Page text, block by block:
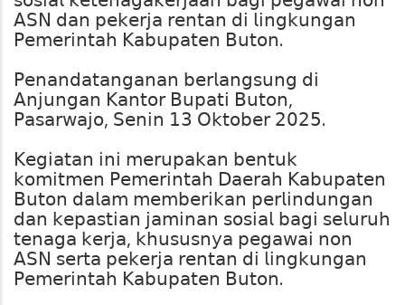
𝖠𝖲𝖭 𝖽𝖺𝗇 𝗉𝖾𝗄𝖾𝗋𝗃𝖺 𝗋𝖾𝗇𝗍𝖺𝗇 𝖽𝗂 𝗅𝗂𝗇𝗀𝗄𝗎𝗇𝗀𝖺𝗇
𝖯𝖾𝗆𝖾𝗋𝗂𝗇𝗍𝖺𝗁 𝖪𝖺𝖻𝗎𝗉𝖺𝗍𝖾𝗇 𝖡𝗎𝗍𝗈𝗇.
𝖯𝖾𝗇𝖺𝗇𝖽𝖺𝗍𝖺𝗇𝗀𝖺𝗇𝖺𝗇 𝖻𝖾𝗋𝗅𝖺𝗇𝗀𝗌𝗎𝗇𝗀 𝖽𝗂
𝖠𝗇𝗃𝗎𝗇𝗀𝖺𝗇 𝖪𝖺𝗇𝗍𝗈𝗋 𝖡𝗎𝗉𝖺𝗍𝗂 𝖡𝗎𝗍𝗈𝗇,
𝖯𝖺𝗌𝖺𝗋𝗐𝖺𝗃𝗈, 𝖲𝖾𝗇𝗂𝗇 𝟣𝟥 𝖮𝗄𝗍𝗈𝖻𝖾𝗋 𝟤𝟢𝟤𝟧.
𝖪𝖾𝗀𝗂𝖺𝗍𝖺𝗇 𝗂𝗇𝗂 𝗆𝖾𝗋𝗎𝗉𝖺𝗄𝖺𝗇 𝖻𝖾𝗇𝗍𝗎𝗄
𝗄𝗈𝗆𝗂𝗍𝗆𝖾𝗇 𝖯𝖾𝗆𝖾𝗋𝗂𝗇𝗍𝖺𝗁 𝖣𝖺𝖾𝗋𝖺𝗁 𝖪𝖺𝖻𝗎𝗉𝖺𝗍𝖾𝗇
𝖡𝗎𝗍𝗈𝗇 𝖽𝖺𝗅𝖺𝗆 𝗆𝖾𝗆𝖻𝖾𝗋𝗂𝗄𝖺𝗇 𝗉𝖾𝗋𝗅𝗂𝗇𝖽𝗎𝗇𝗀𝖺𝗇
𝖽𝖺𝗇 𝗄𝖾𝗉𝖺𝗌𝗍𝗂𝖺𝗇 𝗃𝖺𝗆𝗂𝗇𝖺𝗇 𝗌𝗈𝗌𝗂𝖺𝗅 𝖻𝖺𝗀𝗂 𝗌𝖾𝗅𝗎𝗋𝗎𝗁
𝗍𝖾𝗇𝖺𝗀𝖺 𝗄𝖾𝗋𝗃𝖺, 𝗄𝗁𝗎𝗌𝗎𝗌𝗇𝗒𝖺 𝗉𝖾𝗀𝖺𝗐𝖺𝗂 𝗇𝗈𝗇
𝖠𝖲𝖭 𝗌𝖾𝗋𝗍𝖺 𝗉𝖾𝗄𝖾𝗋𝗃𝖺 𝗋𝖾𝗇𝗍𝖺𝗇 𝖽𝗂 𝗅𝗂𝗇𝗀𝗄𝗎𝗇𝗀𝖺𝗇
𝖯𝖾𝗆𝖾𝗋𝗂𝗇𝗍𝖺𝗁 𝖪𝖺𝖻𝗎𝗉𝖺𝗍𝖾𝗇 𝖡𝗎𝗍𝗈𝗇.